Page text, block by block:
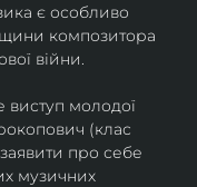
є особливо
композитора
війни.
виступ молодої
(клас
про себе
музичних